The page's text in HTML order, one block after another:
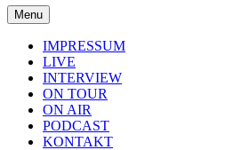
Menu
IMPRESSUM
LIVE
INTERVIEW
ON TOUR
ON AIR
PODCAST
KONTAKT